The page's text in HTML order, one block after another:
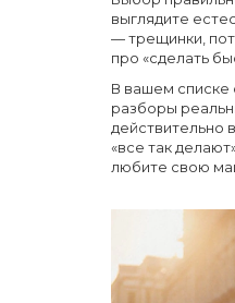
выглядите
— трещинки,
про «сделать
В вашем списке
разборы
действительно
«все так
любите свою